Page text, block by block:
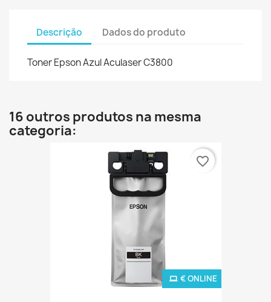
Descrição Dados do produto
Toner Epson Azul Aculaser C3800
16 outros produtos na mesma
categoria:
€ ONLINE
favorite_border